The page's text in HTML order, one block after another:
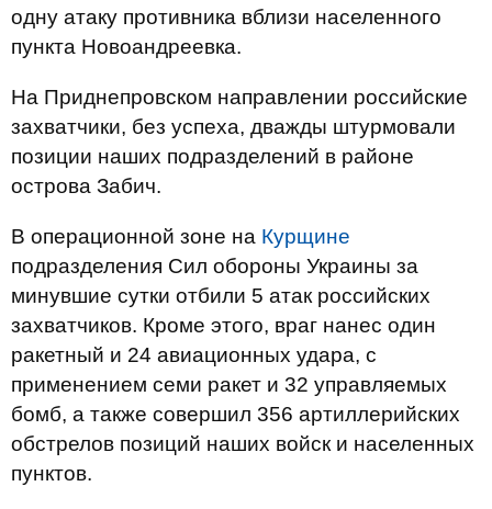
одну атаку противника вблизи населенного
пункта Новоандреевка.
На Приднепровском направлении российские
захватчики, без успеха, дважды штурмовали
позиции наших подразделений в районе
острова Забич.
В операционной зоне на Курщине
подразделения Сил обороны Украины за
минувшие сутки отбили 5 атак российских
захватчиков. Кроме этого, враг нанес один
ракетный и 24 авиационных удара, с
применением семи ракет и 32 управляемых
бомб, а также совершил 356 артиллерийских
обстрелов позиций наших войск и населенных
пунктов.